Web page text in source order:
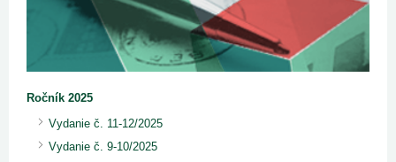
Ročník 2025
Vydanie č. 11-12/2025
Vydanie č. 9-10/2025